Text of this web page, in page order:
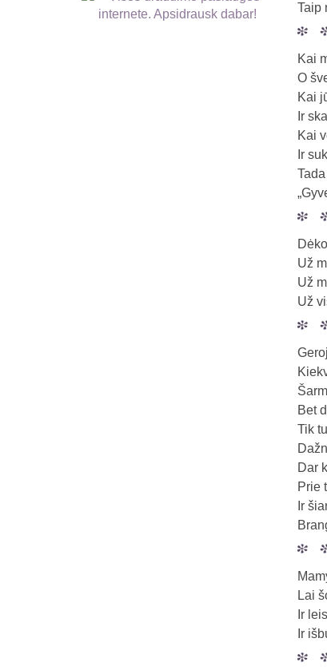
Taip
Kai
O
Kai
Ir
Kai
Ir
Už
Už
Už
Bet
Tik
Dar
Prie
Ir
Lai
Ir
Ir